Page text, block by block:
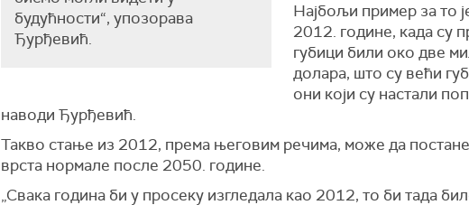
будућности“, упозорава
Ђурђевић.
Најбољи пример за то
2012. године, када су
губици били око две
долара, што су већи
они који су настали
наводи Ђурђевић.
Такво стање из 2012, према његовим речима, може да
врста нормале после 2050. године.
„Свака година би у просеку изгледала као 2012, то би тада